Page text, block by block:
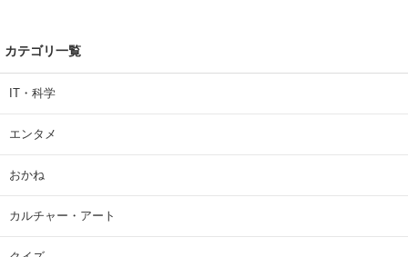
カテゴリ一覧
IT・科学
エンタメ
おかね
カルチャー・アート